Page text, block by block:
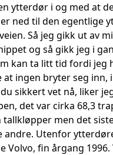
ytterdør i og med at
ned til den egentlige
Så jeg gikk ut av
og så gikk jeg i
kan ta litt tid fordi jeg
at ingen bryter seg inn,
sikkert vet nå, liker
det var cirka 68,3
tallkløpper men det
andre. Utenfor
Volvo, fin årgang